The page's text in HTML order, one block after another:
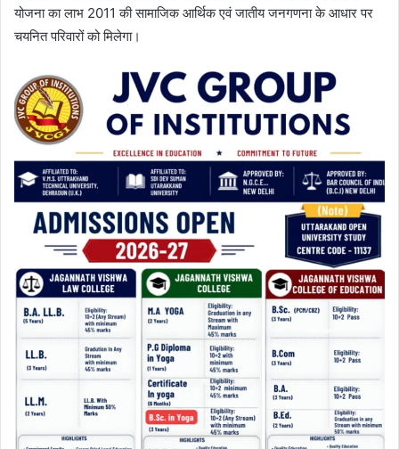
योजना का लाभ 2011 की सामाजिक आर्थिक एवं जातीय जनगणना के आधार पर
चयनित परिवारों को मिलेगा।